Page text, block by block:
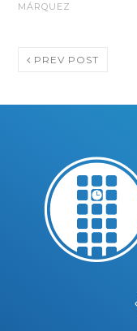
MÁRQUEZ
PREV POST